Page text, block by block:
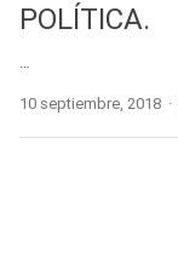
POLÍTICA.
…
10 septiembre, 2018